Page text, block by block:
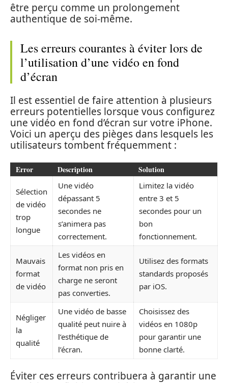
être perçu comme un prolongement
authentique de soi-même.
Les erreurs courantes à éviter lors de
l’utilisation d’une vidéo en fond
d’écran
Il est essentiel de faire attention à plusieurs
erreurs potentielles lorsque vous configurez
une vidéo en fond d’écran sur votre iPhone.
Voici un aperçu des pièges dans lesquels les
utilisateurs tombent fréquemment :
Error Description Solution
Sélection
de vidéo
trop
longue
Une vidéo
dépassant 5
secondes ne
s’animera pas
correctement.
Limitez la vidéo
entre 3 et 5
secondes pour un
bon
fonctionnement.
Mauvais
format
de vidéo
Les vidéos en
format non pris en
charge ne seront
pas converties.
Utilisez des formats
standards proposés
par iOS.
Négliger
la
qualité
Une vidéo de basse
qualité peut nuire à
l’esthétique de
l’écran.
Choisissez des
vidéos en 1080p
pour garantir une
bonne clarté.
Éviter ces erreurs contribuera à garantir une